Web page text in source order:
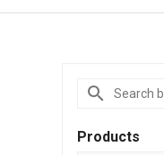
Products